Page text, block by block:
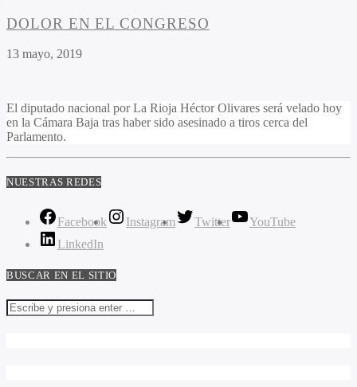
DOLOR EN EL CONGRESO
13 mayo, 2019
El diputado nacional por La Rioja Héctor Olivares será velado hoy
en la Cámara Baja tras haber sido asesinado a tiros cerca del
Parlamento.
NUESTRAS REDES
Facebook Instagram Twitter
YouTube
LinkedIn
BUSCAR EN EL SITIO